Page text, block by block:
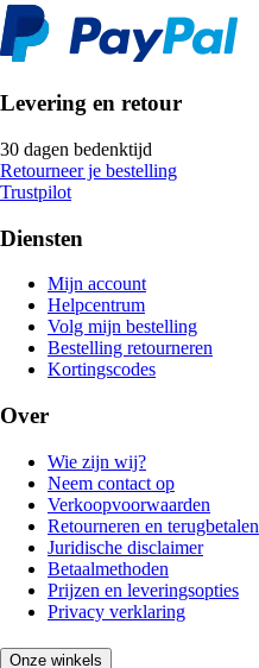
Levering en retour
30 dagen bedenktijd
Retourneer je bestelling
Trustpilot
Diensten
Mijn account
Helpcentrum
Volg mijn bestelling
Bestelling retourneren
Kortingscodes
Over
Wie zijn wij?
Neem contact op
Verkoopvoorwaarden
Retourneren en terugbetalen
Juridische disclaimer
Betaalmethoden
Prijzen en leveringsopties
Privacy verklaring
Onze winkels